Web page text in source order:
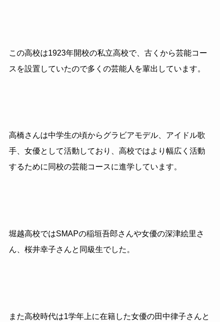
この高校は1923年開校の私立高校で、古くから芸能コー
スを設置していたので多くの芸能人を輩出しています。
高橋さんは中学生の頃からグラビアモデル、アイドル歌
手、女優として活動しており、高校ではより幅広く活動
するために同校の芸能コースに進学しています。
堀越高校ではSMAPの稲垣吾郎さんや女優の深津絵里さ
ん、桜井幸子さんと同級生でした。
また高校時代は1学年上に在籍した女優の田中律子さんと